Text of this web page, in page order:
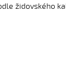
židovského